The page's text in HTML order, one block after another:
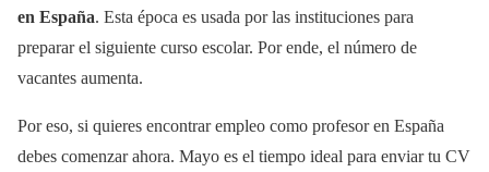
en España. Esta época es usada por las instituciones para
preparar el siguiente curso escolar. Por ende, el número de
vacantes aumenta.
Por eso, si quieres encontrar empleo como profesor en España
debes comenzar ahora. Mayo es el tiempo ideal para enviar tu CV